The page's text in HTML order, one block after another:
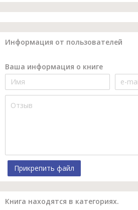
Информация от пользователей
Ваша информация о книге
Прикрепить файл
Книга находятся в категориях.